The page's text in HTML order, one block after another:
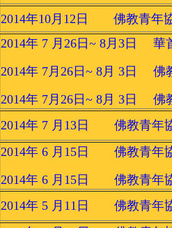
2014年10月12日 佛教青年
2014年 7 月26日~ 8月3日 華
2014年 7月26日~ 8月 3日 佛
2014年 7月26日~ 8月 3日 佛
2014年 7 月13日 佛教青年
2014年 6 月15日 佛教青年
2014年 6 月15日 佛教青年
2014年 5 月11日 佛教青年